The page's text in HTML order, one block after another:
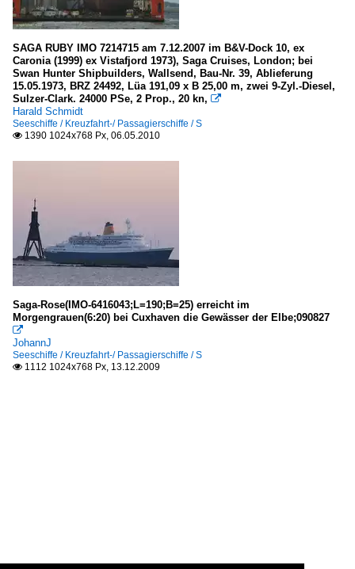
SAGA RUBY IMO 7214715 am 7.12.2007 im B&V-Dock 10, ex
Caronia (1999) ex Vistafjord 1973), Saga Cruises, London; bei
Swan Hunter Shipbuilders, Wallsend, Bau-Nr. 39, Ablieferung
15.05.1973, BRZ 24492, Lüa 191,09 x B 25,00 m, zwei 9-Zyl.-Diesel,
Sulzer-Clark. 24000 PSe, 2 Prop., 20 kn, 
Harald Schmidt
Seeschiffe / Kreuzfahrt-/ Passagierschiffe / S
 1390 1024x768 Px, 06.05.2010
Saga-Rose(IMO-6416043;L=190;B=25) erreicht im
Morgengrauen(6:20) bei Cuxhaven die Gewässer der Elbe;090827

JohannJ
Seeschiffe / Kreuzfahrt-/ Passagierschiffe / S
 1112 1024x768 Px, 13.12.2009